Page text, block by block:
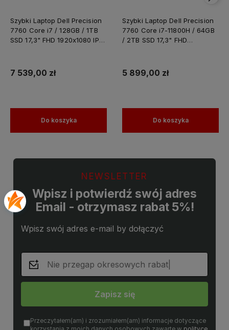
Szybki Laptop Dell Precision
7760 Core i7 / 128GB / 1TB
SSD 17,3" FHD 1920x1080 IPS
Laptop do Grafiki
Projektowania
7 539,00 zł
Do koszyka
Szybki Laptop Dell Precision
7760 Core i7-11800H / 64GB
/ 2TB SSD 17,3" FHD
11 PRO / Laptop do Grafiki
Projektowania
5 899,00 zł
Do koszyka
NEWSLETTER
Wpisz i potwierdź swój adres
Email - otrzymasz rabat 5%!
Wpisz swój adres e-mail by dołączyć
Zapisz się
Przeczytałem(am) i zrozumiałem(am) informacje dotyczące